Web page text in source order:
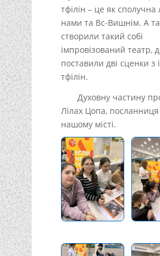
тфілін – це як сполучна
нами та Вс-Вишнім. А
створили такий собі
імпровізований театр,
поставили дві сценки з
тфілін.
Духовну частину
Лілах Цопа,
нашому місті.